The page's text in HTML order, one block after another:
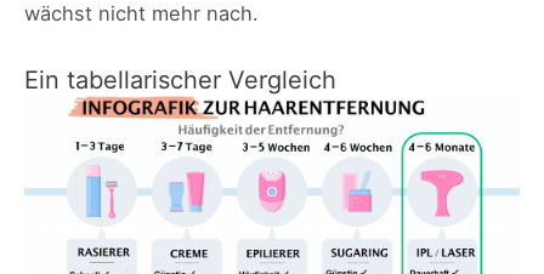
wächst nicht mehr nach.
Ein tabellarischer Vergleich